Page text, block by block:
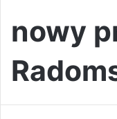
nowy